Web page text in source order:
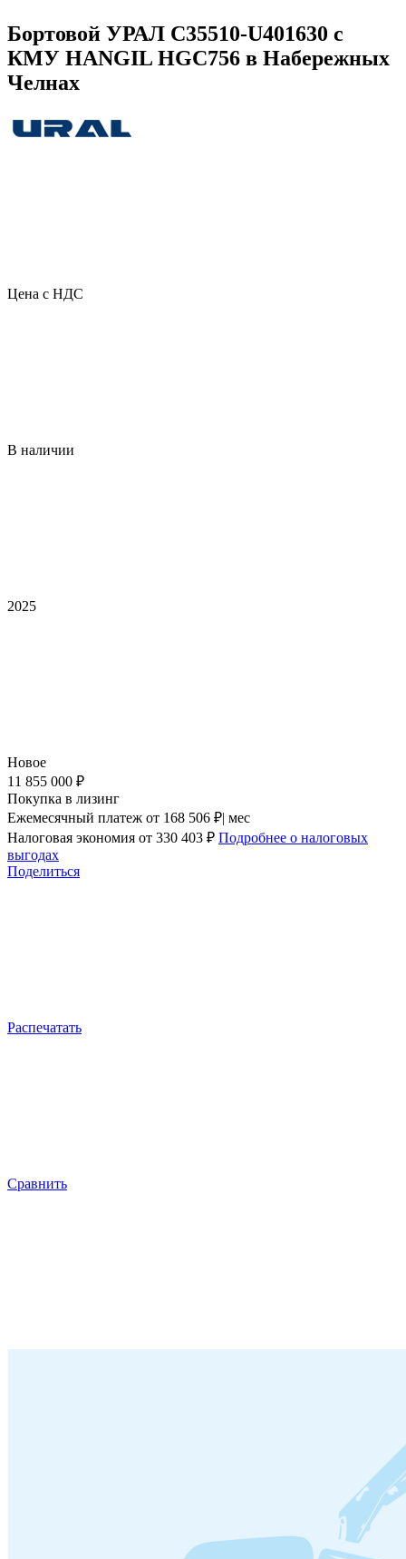
Бортовой УРАЛ C35510-U401630 с
КМУ HANGIL HGC756 в Набережных
Челнах
Цена с НДС
В наличии
2025
Новое
11 855 000 ₽
Покупка в лизинг
Ежемесячный платеж от 168 506 ₽| мес
Налоговая экономия от 330 403 ₽ Подробнее о налоговых
выгодах
Поделиться
Распечатать
Сравнить